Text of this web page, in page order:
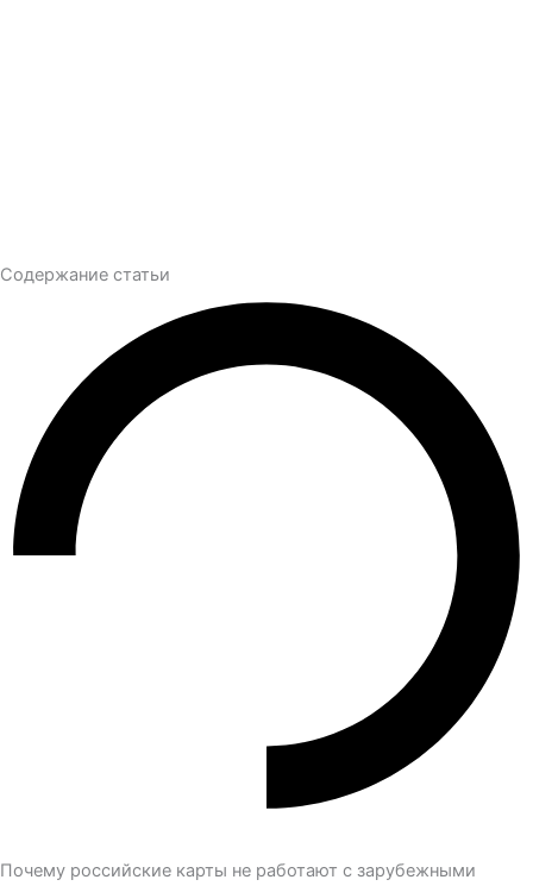
Содержание статьи
Почему российские карты не работают с зарубежными